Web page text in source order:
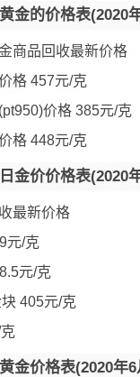
金的价格表(2020
商品回收最新价格
格 457元/克
价格 385元/克
格 448元/克
金价价格表(2020
最新价格
元/克
元/克
405元/克
金价格表(2020年6